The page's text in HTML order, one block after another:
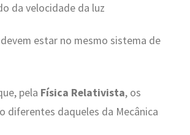
da velocidade da luz
estar no mesmo sistema de
pela Física Relativista, os
diferentes daqueles da Mecânica